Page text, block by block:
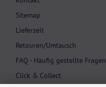
Sitemap
Lieferzeit
Retouren/Umtausch
FAQ - Häufig gestellte Fragen
Click & Collect